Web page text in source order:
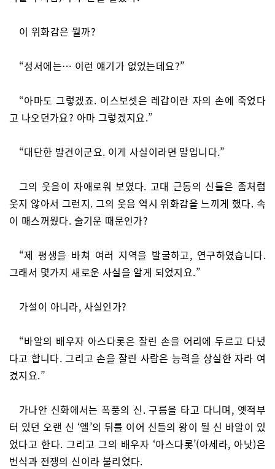
이 위화감은 뭘까?
“성서에는… 이런 얘기가 없었는데요?”
“아마도 그렇겠죠. 이스보셋은 레갑이란 자의 손에 죽었다
고 나오던가요? 아마 그렇겠지요.”
“대단한 발견이군요. 이게 사실이라면 말입니다.”
그의 웃음이 자애로워 보였다. 고대 근동의 신들은 좀처럼
웃지 않아서 그런지. 그의 웃음 역시 위화감을 느끼게 했다. 속
이 매스꺼웠다. 술기운 때문인가?
“제 평생을 바쳐 여러 지역을 발굴하고, 연구하였습니다.
그래서 몇가지 새로운 사실을 알게 되었지요.”
가설이 아니라, 사실인가?
“바알의 배우자 아스다롯은 잘린 손을 어리에 두르고 다녔
다고 합니다. 그리고 손을 잘린 사람은 능력을 상실한 자라 여
겼지요.”
가나안 신화에서는 폭풍의 신. 구름을 타고 다니며, 옛적부
터 있던 오랜 신 ‘엘’의 뒤를 이어 신들의 왕이 될 신 바알이 있
었다고 한다. 그리고 그의 배우자 ‘아스다롯’(아세라, 아낫)은
번식과 전쟁의 신이라 불리었다.